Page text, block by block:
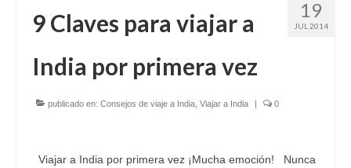
19
JUL 2014
9 Claves para viajar a
India por primera vez
publicado en: Consejos de viaje a India Viajar a India | 0
Viajar a India por primera vez ¡Mucha emoción! Nunca